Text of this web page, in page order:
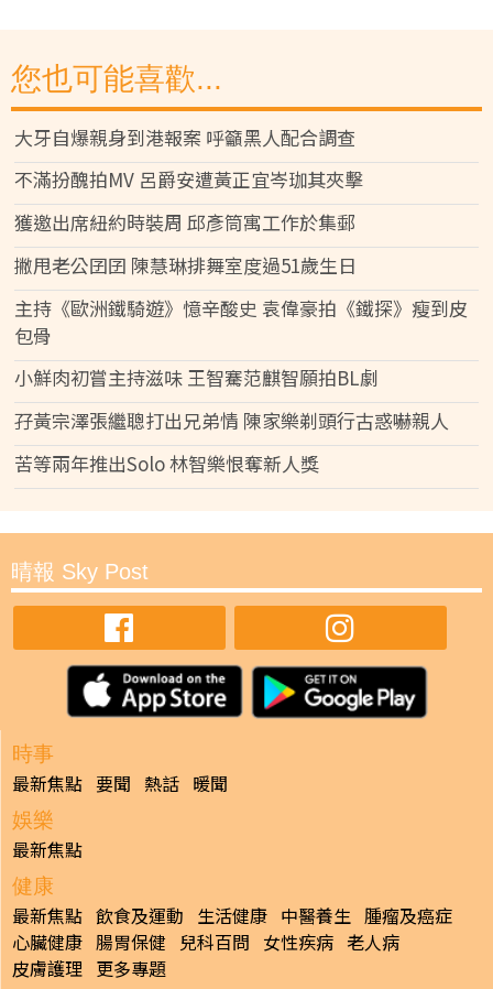
您也可能喜歡...
大牙自爆親身到港報案 呼籲黑人配合調查
不滿扮醜拍MV 呂爵安遭黃正宜岑珈其夾擊
獲邀出席紐約時裝周 邱彥筒寓工作於集郵
撇甩老公囝囝 陳慧琳排舞室度過51歲生日
主持《歐洲鐵騎遊》憶辛酸史 袁偉豪拍《鐵探》瘦到皮
包骨
小鮮肉初嘗主持滋味 王智騫范麒智願拍BL劇
孖黃宗澤張繼聰打出兄弟情 陳家樂剃頭行古惑嚇親人
苦等兩年推出Solo 林智樂恨奪新人獎
晴報 Sky Post
時事
最新焦點 要聞 熱話 暖聞
娛樂
最新焦點
健康
最新焦點 飲食及運動 生活健康 中醫養生 腫瘤及癌症
心臟健康 腸胃保健 兒科百問 女性疾病 老人病
皮膚護理 更多專題